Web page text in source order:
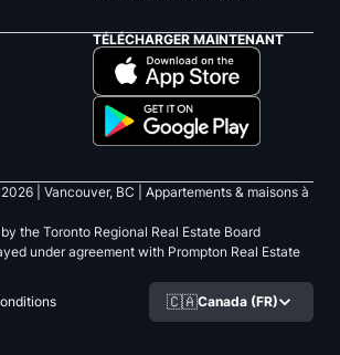
TÉLÉCHARGER MAINTENANT
2026 | Vancouver, BC |
Appartements & maisons à
the Toronto Regional Real Estate Board
under agreement with Prompton Real Estate
🇨🇦Canada (FR)